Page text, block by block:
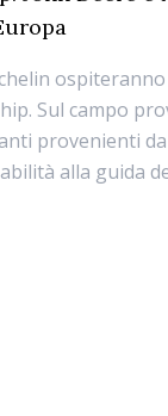
Sul campo
provenienti
alla guida